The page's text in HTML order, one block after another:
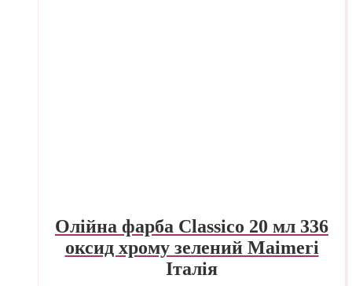
Олійна фарба Classico 20 мл 336
оксид хрому зелений Maimeri
Італія